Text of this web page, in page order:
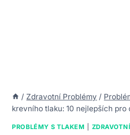
/ Zdravotní Problémy /
krevního tlaku: 10 nejlepších pro
PROBLÉMY S TLAKEM